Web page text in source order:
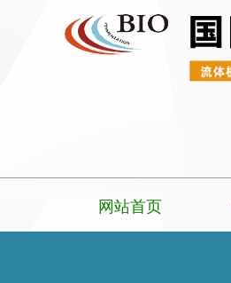
网站首页